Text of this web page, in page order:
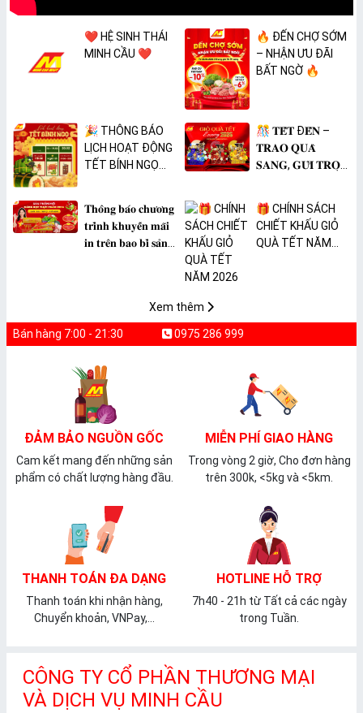
❤️ HỆ SINH THÁI
MINH CẦU ❤️
🔥 ĐẾN CHỢ SỚM
– NHẬN ƯU ĐÃI
BẤT NGỜ 🔥
🎉 THÔNG BÁO
LỊCH HOẠT ĐỘNG
TẾT BÍNH NGỌ
🎊 𝐓𝐄̂́𝐓 Đ𝐄̂́𝐍 –
𝐓𝐑𝐀𝐎 𝐐𝐔𝐀̀
𝐒𝐀𝐍𝐆, 𝐆𝐔̛̉𝐈 𝐓𝐑𝐎̣𝐍
𝐓𝐡𝐨̂𝐧𝐠 𝐛𝐚́𝐨 𝐜𝐡𝐮̛𝐨̛𝐧𝐠
𝐭𝐫𝐢̀𝐧𝐡 𝐤𝐡𝐮𝐲𝐞̂́𝐧 𝐦𝐚̃𝐢
𝐢𝐧 𝐭𝐫𝐞̂𝐧 𝐛𝐚𝐨 𝐛𝐢̀ 𝐬𝐚̉𝐧
🎁 CHÍNH SÁCH
CHIẾT KHẤU GIỎ
QUÀ TẾT NĂM
Xem thêm
Bán hàng 7:00 - 21:30 0975 286 999
ĐẢM BẢO NGUỒN GỐC
Cam kết mang đến những sản
phẩm có chất lượng hàng đầu.
MIỄN PHÍ GIAO HÀNG
Trong vòng 2 giờ, Cho đơn hàng
trên 300k, <5kg và <5km.
THANH TOÁN ĐA DẠNG
Thanh toán khi nhận hàng,
Chuyển khoản, VNPay,...
HOTLINE HỖ TRỢ
7h40 - 21h từ Tất cả các ngày
trong Tuần.
CÔNG TY CỔ PHẦN THƯƠNG MẠI
VÀ DỊCH VỤ MINH CẦU